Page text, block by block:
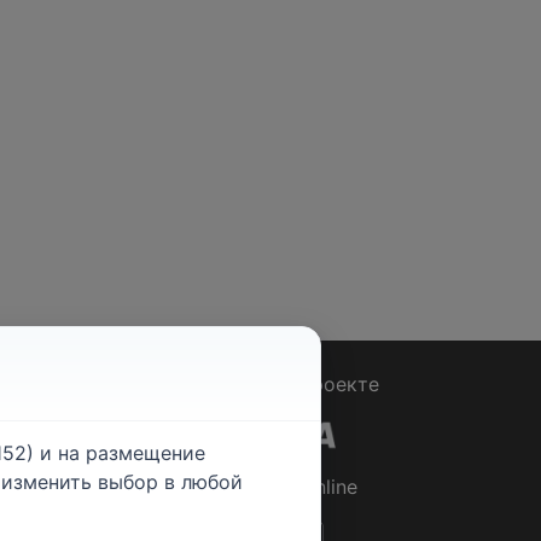
О проекте
© 2026Rabotniki.online
и на размещение
выбор в любой